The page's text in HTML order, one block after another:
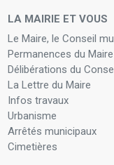
LA MAIRIE ET VOUS
Le Maire, le Conseil
Permanences du Maire
Délibérations du
La Lettre du Maire
Infos travaux
Urbanisme
Arrêtés municipaux
Cimetières